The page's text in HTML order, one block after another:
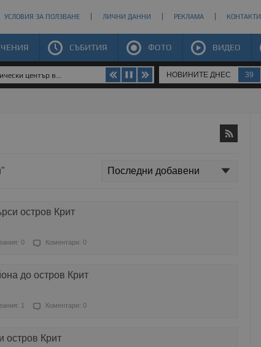
УСЛОВИЯ ЗА ПОЛЗВАНЕ ЛИЧНИ ДАННИ РЕКЛАМА КОНТАКТИ
СЪБИТИЯ ФОТО ВИДЕО
център в... НОВИНИТЕ ДНЕС 39
остров Крит
0 Коментари: 0
до остров Крит
1 Коментари: 0
остров Крит